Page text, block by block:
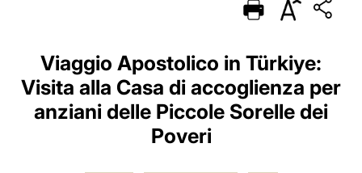
PORTUGUÊS
ESPAÑOL
DEUTSCH
POLSKI
Viaggio Apostolico in Türkiye:
Visita alla Casa di accoglienza per
anziani delle Piccole Sorelle dei
Poveri